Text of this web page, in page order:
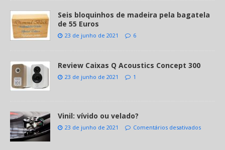
Seis bloquinhos de madeira pela bagatela
de 55 Euros
23 de junho de 2021 6
Review Caixas Q Acoustics Concept 300
23 de junho de 2021 1
Vinil: vívido ou velado?
23 de junho de 2021 Comentários desativados